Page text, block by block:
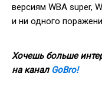
версиям WBA super,
и ни одного
Хочешь больше
на канал GoBro!